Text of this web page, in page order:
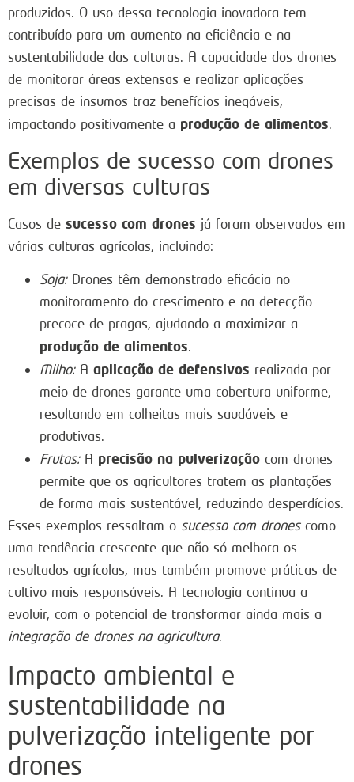
produzidos. O uso dessa tecnologia inovadora tem
contribuído para um aumento na eficiência e na
sustentabilidade das culturas. A capacidade dos drones
de monitorar áreas extensas e realizar aplicações
precisas de insumos traz benefícios inegáveis,
impactando positivamente a produção de alimentos.
Exemplos de sucesso com drones
em diversas culturas
Casos de sucesso com drones já foram observados em
várias culturas agrícolas, incluindo:
Soja:Drones têm demonstrado eficácia no
monitoramento do crescimento e na detecção
precoce de pragas, ajudando a maximizar a
produção de alimentos.
Milho:A aplicação de defensivos realizada por
meio de drones garante uma cobertura uniforme,
resultando em colheitas mais saudáveis e
produtivas.
Frutas:A precisão na pulverização com drones
permite que os agricultores tratem as plantações
de forma mais sustentável, reduzindo desperdícios.
Esses exemplos ressaltam o sucesso com dronescomo
uma tendência crescente que não só melhora os
resultados agrícolas, mas também promove práticas de
cultivo mais responsáveis. A tecnologia continua a
evoluir, com o potencial de transformar ainda mais a
integração de drones na agricultura.
Impacto ambiental e
sustentabilidade na
pulverização inteligente por
drones